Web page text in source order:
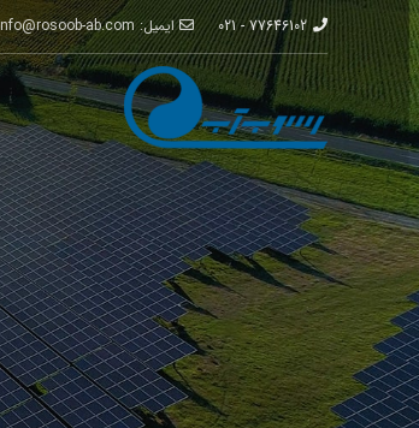
77646102 - 021 ایمیل: info@rosoob-ab.com